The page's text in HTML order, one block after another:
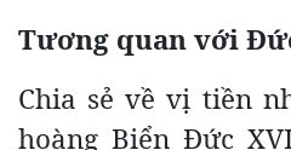
Tương quan với
Chia sẻ về vị tiền
hoàng Biển Đức